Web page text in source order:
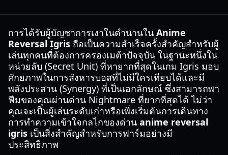
การได้รับผู้บัญชาการเงาในตำนานใน Anime
Reversal Igris ถือเป็นความสำเร็จครั้งสำคัญสำหรับผู้
เล่นทุกคนที่ต้องการครองเมต้าปัจจุบัน ในฐานะหนึ่งใน
หน่วยลับ (Secret Unit) ที่หายากที่สุดในเกม Igris มอบ
ศักยภาพในการสังหารบอสที่ไม่มีใครเทียบได้และมี
พลังประสาน (Synergy) ที่เป็นเอกลักษณ์ ซึ่งสามารถพา
ฟีมของคุณผ่านด่าน Nightmare ที่ยากที่สุดได้ ไม่ว่า
คุณจะเป็นผู้เล่นระดับเก๋าหรือเพิ่งเริ่มต้นการเดินทาง
การทำความเข้าใจกลไกของด่าน anime reversal
igris เป็นสิ่งสำคัญสำหรับการฟาร์มอย่างมี
ประสิทธิภาพ